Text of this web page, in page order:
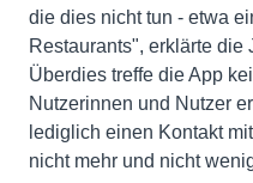
die dies nicht tun - etwa
Restaurants", erklärte die
Überdies treffe die App
Nutzerinnen und Nutzer
lediglich einen Kontakt
nicht mehr und nicht